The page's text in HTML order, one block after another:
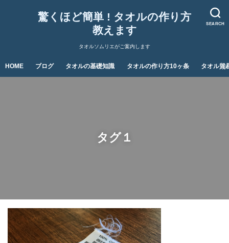
SEARCH
驚くほど簡単 ! タオルの作り方
教えます
タオルソムリエがご案内します
HOME ブログ タオルの基礎知識 タオルの作り方10ヶ条 タオル貿
タグ１